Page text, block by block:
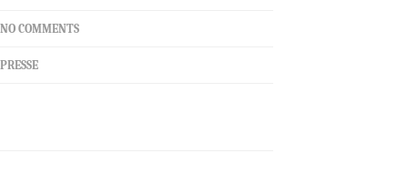
NO COMMENTS
PRESSE